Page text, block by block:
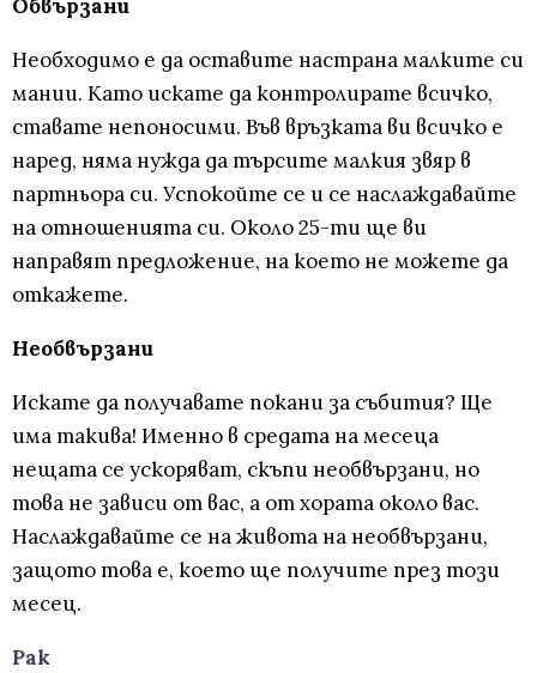
Обвързани
Необходимо е да оставите настрана малките си
мании. Като искате да контролирате всичко,
ставате непоносими. Във връзката ви всичко е
наред, няма нужда да търсите малкия звяр в
партньора си. Успокойте се и се наслаждавайте
на отношенията си. Около 25-ти ще ви
направят предложение, на което не можете да
откажете.
Необвързани
Искате да получавате покани за събития? Ще
има такива! Именно в средата на месеца
нещата се ускоряват, скъпи необвързани, но
това не зависи от вас, а от хората около вас.
Наслаждавайте се на живота на необвързани,
защото това е, което ще получите през този
месец.
Рак